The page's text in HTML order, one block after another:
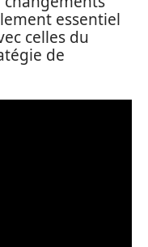
essentiel
celles du
de